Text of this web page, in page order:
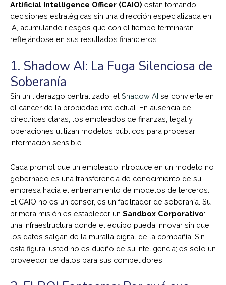
Artificial Intelligence Officer (CAIO) están tomando
decisiones estratégicas sin una dirección especializada en
IA, acumulando riesgos que con el tiempo terminarán
reflejándose en sus resultados financieros.
1. Shadow AI: La Fuga Silenciosa de
Soberanía
Sin un liderazgo centralizado, el Shadow AI se convierte en
el cáncer de la propiedad intelectual. En ausencia de
directrices claras, los empleados de finanzas, legal y
operaciones utilizan modelos públicos para procesar
información sensible.
Cada prompt que un empleado introduce en un modelo no
gobernado es una transferencia de conocimiento de su
empresa hacia el entrenamiento de modelos de terceros.
El CAIO no es un censor, es un facilitador de soberanía. Su
primera misión es establecer un Sandbox Corporativo:
una infraestructura donde el equipo pueda innovar sin que
los datos salgan de la muralla digital de la compañía. Sin
esta figura, usted no es dueño de su inteligencia; es solo un
proveedor de datos para sus competidores.